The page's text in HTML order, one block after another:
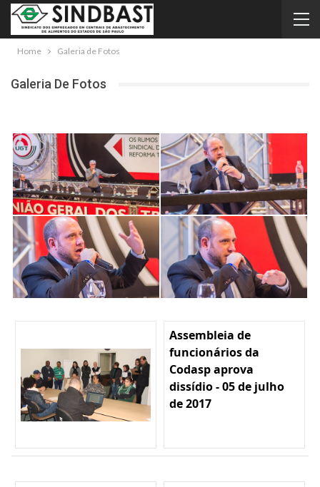
Home Galeria de Fotos
Galeria De Fotos
Assembleia de
funcionários da
Codasp aprova
dissídio - 05 de julho
de 2017